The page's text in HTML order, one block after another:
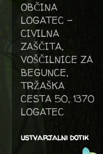
OBČINA
LOGATEC -
CIVILNA
ZAŠČITA,
VOŠČILNICE ZA
BEGUNCE,
TRŽAŠKA
CESTA 50, 1370
LOGATEC
ustvarjalni dotik